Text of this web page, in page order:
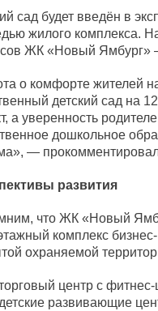
сад будет введён в
жилого комплекса.
ЖК «Новый Ямбург»
о комфорте жителей
детский сад на
а уверенность
дошкольное
—
развития
что ЖК «Новый
комплекс
охраняемой
центр с
детские развивающие